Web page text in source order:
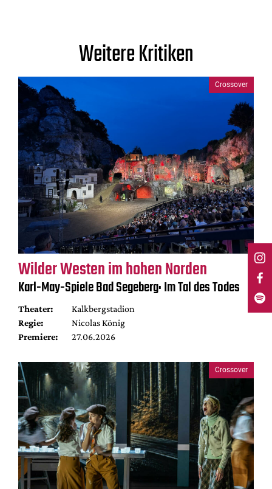
Weitere Kritiken
Crossover
Wilder Westen im hohen Norden
Karl-May-Spiele Bad Segeberg: Im Tal des Todes
Theater:
Kalkbergstadion
Regie:
Nicolas König
Premiere:
27.06.2026
Crossover